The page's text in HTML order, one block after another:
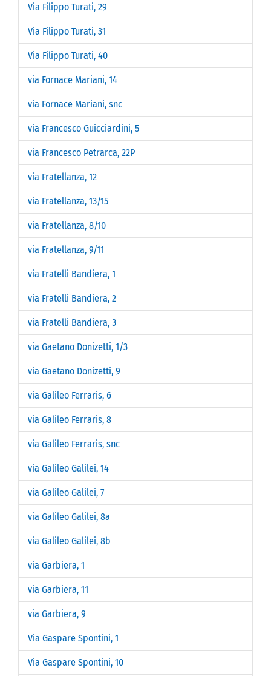
Via Filippo Turati, 29
Via Filippo Turati, 31
Via Filippo Turati, 40
via Fornace Mariani, 14
via Fornace Mariani, snc
via Francesco Guicciardini, 5
via Francesco Petrarca, 22P
via Fratellanza, 12
via Fratellanza, 13/15
via Fratellanza, 8/10
via Fratellanza, 9/11
via Fratelli Bandiera, 1
via Fratelli Bandiera, 2
via Fratelli Bandiera, 3
via Gaetano Donizetti, 1/3
via Gaetano Donizetti, 9
via Galileo Ferraris, 6
via Galileo Ferraris, 8
via Galileo Ferraris, snc
via Galileo Galilei, 14
via Galileo Galilei, 7
via Galileo Galilei, 8a
via Galileo Galilei, 8b
via Garbiera, 1
via Garbiera, 11
via Garbiera, 9
Via Gaspare Spontini, 1
Via Gaspare Spontini, 10